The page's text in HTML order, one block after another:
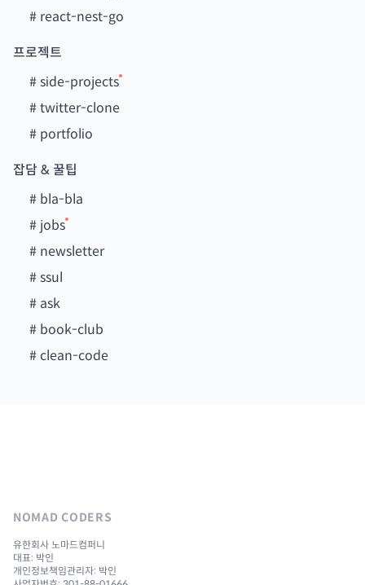
# react-nest-go
프로젝트
#side-projects
#twitter-clone
# portfolio
잡담 & 꿀팁
# bla-bla
# jobs
# newsletter
#ssul
# ask
# book-club
#clean-code
NOMAD CODERS
유한회사 노마드컴퍼니
대표: 박인
개인정보책임관리자: 박인